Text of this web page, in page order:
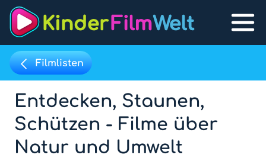
Filmpool
Filmpool Lexikon
Filmlisten
Entdecken, Staunen,
Schützen - Filme über
Natur und Umwelt